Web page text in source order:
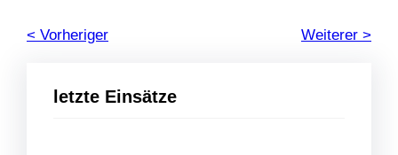
letzte Einsätze
< Vorheriger Weiterer >